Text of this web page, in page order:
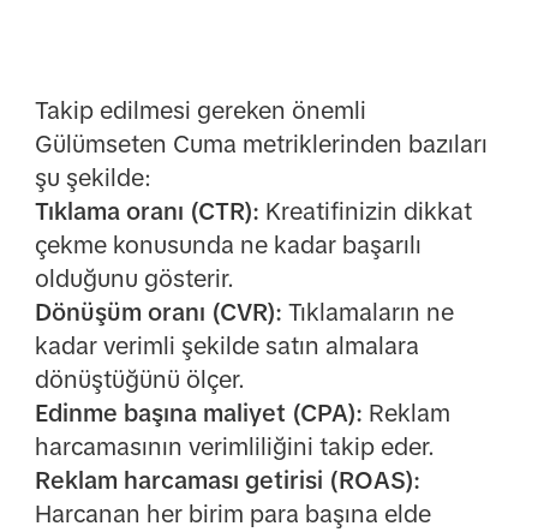
Takip edilmesi gereken önemli
Gülümseten Cuma metriklerinden bazıları
şu şekilde:
Tıklama oranı (CTR): Kreatifinizin dikkat
çekme konusunda ne kadar başarılı
olduğunu gösterir.
Dönüşüm oranı (CVR): Tıklamaların ne
kadar verimli şekilde satın almalara
dönüştüğünü ölçer.
Edinme başına maliyet (CPA): Reklam
harcamasının verimliliğini takip eder.
Reklam harcaması getirisi (ROAS):
Harcanan her birim para başına elde